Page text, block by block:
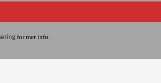
for mer info.